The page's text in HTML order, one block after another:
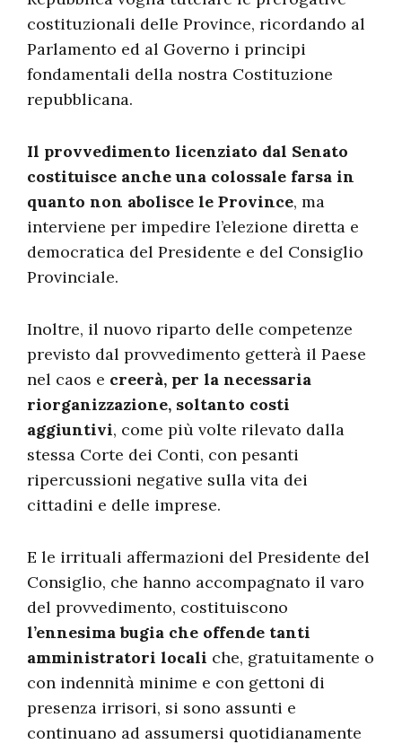
costituzionali delle Province, ricordando al
Parlamento ed al Governo i principi
fondamentali della nostra Costituzione
repubblicana.
Il provvedimento licenziato dal Senato
costituisce anche una colossale farsa in
quanto non abolisce le Province, ma
interviene per impedire l’elezione diretta e
democratica del Presidente e del Consiglio
Provinciale.
Inoltre, il nuovo riparto delle competenze
previsto dal provvedimento getterà il Paese
nel caos e creerà, per la necessaria
riorganizzazione, soltanto costi
aggiuntivi, come più volte rilevato dalla
stessa Corte dei Conti, con pesanti
ripercussioni negative sulla vita dei
cittadini e delle imprese.
E le irrituali affermazioni del Presidente del
Consiglio, che hanno accompagnato il varo
del provvedimento, costituiscono
l’ennesima bugia che offende tanti
amministratori locali che, gratuitamente o
con indennità minime e con gettoni di
presenza irrisori, si sono assunti e
continuano ad assumersi quotidianamente